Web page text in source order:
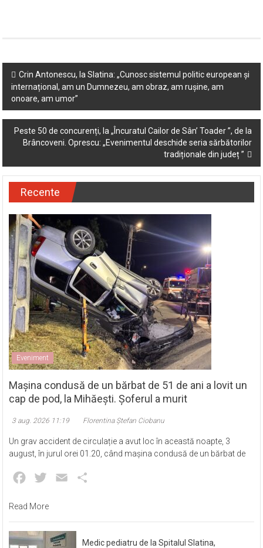
Post
navigation
Crin Antonescu, la Slatina: „Cunosc sistemul politic european și
internațional, am un Dumnezeu, am obraz, am rușine, am
onoare, am umor”
Peste 50 de concurenți, la „Încuratul Cailor de Sân’ Toader ”, de la
Brâncoveni. Oprescu: „Evenimentul deschide seria sărbătorilor
tradiționale din județ ”
Recente
Eveniment
Mașina condusă de un bărbat de 51 de ani a lovit un
cap de pod, la Mihăești. Șoferul a murit
3 aug. 2026 11:19 Florentina Ștefan Ciobanu
Un grav accident de circulație a avut loc în această noapte, 3
august, în jurul orei 01.20, când mașina condusă de un bărbat de
Facebook
Twitter Email
Read More
Medic pediatru de la Spitalul Slatina,